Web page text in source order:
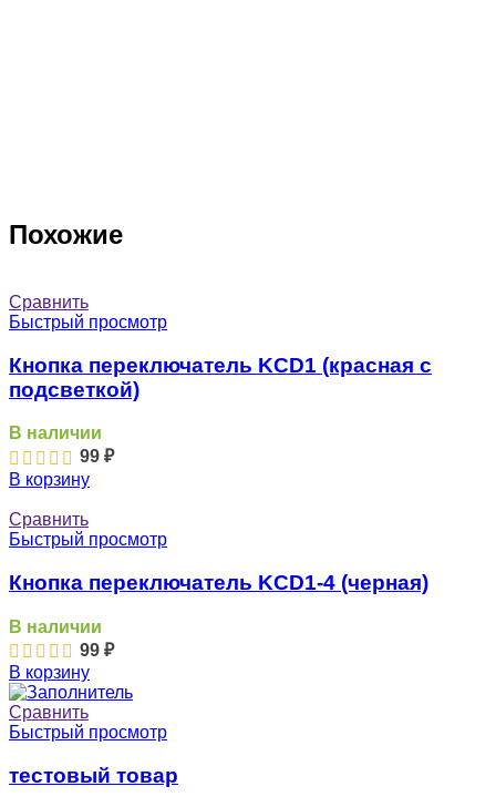
Похожие
Сравнить
Быстрый просмотр
Кнопка переключатель KCD1 (красная с
подсветкой)
В наличии
99 ₽
В корзину
Сравнить
Быстрый просмотр
Кнопка переключатель KCD1-4 (черная)
В наличии
99 ₽
В корзину
Сравнить
Быстрый просмотр
тестовый товар